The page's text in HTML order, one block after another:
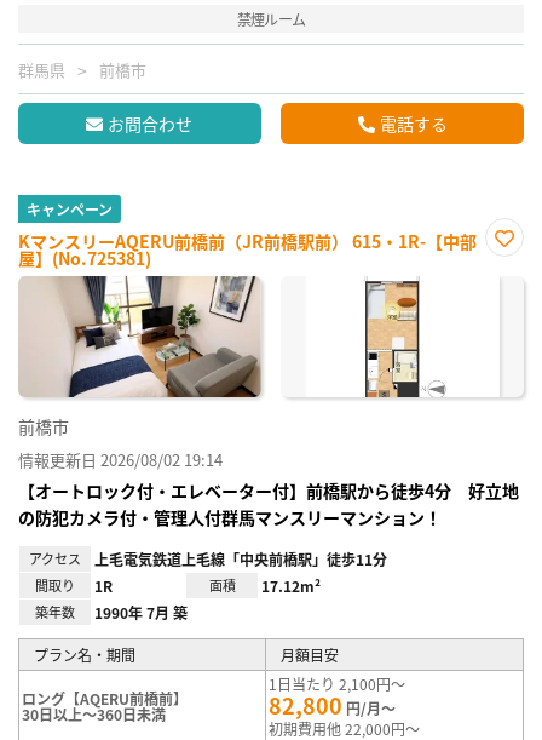
禁煙ルーム
群馬県 前橋市
お問合わせ 電話する
キャンペーン
KマンスリーAQERU前橋前（JR前橋駅前） 615・1R-【中部
屋】(No.725381)
に入
前橋市
情報更新日 2026/08/02 19:14
【オートロック付・エレベーター付】前橋駅から徒歩4分 好立地
の防犯カメラ付・管理人付群馬マンスリーマンション！
アクセス 上毛電気鉄道上毛線「中央前橋駅」徒歩11分
間取り 1R 面積 17.12m²
築年数 1990年 7月 築
プラン名・期間 月額目安
ロング【AQERU前橋前】
30日以上～360日未満
1日当たり 2,100円～
82,800 円/月～
初期費用他 22,000円～